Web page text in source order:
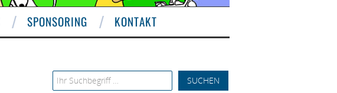
SPONSORING KONTAKT
Search for: